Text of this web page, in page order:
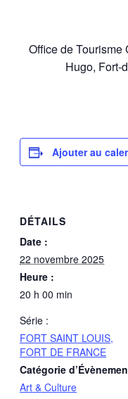
Office de
Hugo, Fort-
Ajouter au
DÉTAILS
Date :
22 novembre 2025
Heure :
20 h 00 min
Série :
FORT SAINT LOUIS,
FORT DE FRANCE
Catégorie
Art & Culture